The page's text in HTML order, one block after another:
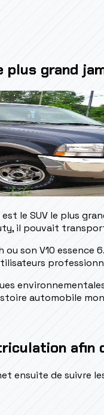
plus grand
est le SUV le plus
il pouvait
son V10
automobile
ensuite de suivre